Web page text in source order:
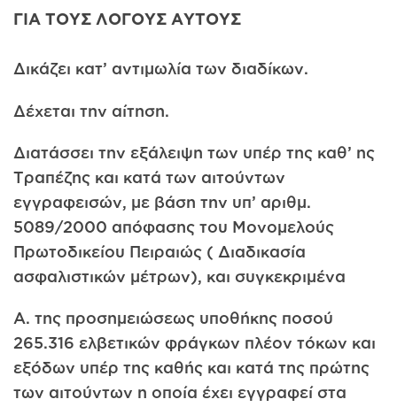
ΓΙΑ ΤΟΥΣ ΛΟΓΟΥΣ ΑΥΤΟΥΣ
Δικάζει κατ’ αντιμωλία των διαδίκων.
Δέχεται την αίτηση.
Διατάσσει την εξάλειψη των υπέρ της καθ’ ης
Τραπέζης και κατά των αιτούντων
εγγραφεισών, με βάση την υπ’ αριθμ.
5089/2000 απόφασης του Μονομελούς
Πρωτοδικείου Πειραιώς ( Διαδικασία
ασφαλιστικών μέτρων), και συγκεκριμένα
Α. της προσημειώσεως υποθήκης ποσού
265.316 ελβετικών φράγκων πλέον τόκων και
εξόδων υπέρ της καθής και κατά της πρώτης
των αιτούντων η οποία έχει εγγραφεί στα